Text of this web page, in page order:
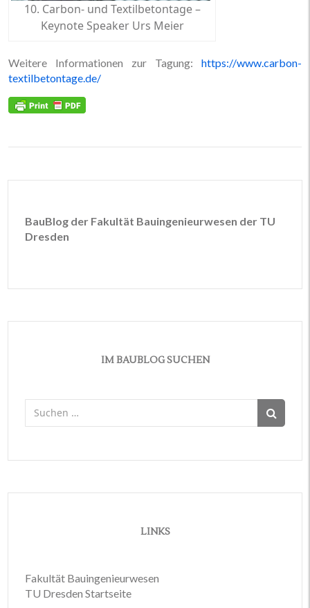
10. Carbon- und Textilbetontage –
Keynote Speaker Urs Meier
Weitere Informationen zur Tagung: https://www.carbon-
textilbetontage.de/
BauBlog der Fakultät Bauingenieurwesen der TU
Dresden
IM BAUBLOG SUCHEN
Suchen
nach:
LINKS
Fakultät Bauingenieurwesen
TU Dresden Startseite